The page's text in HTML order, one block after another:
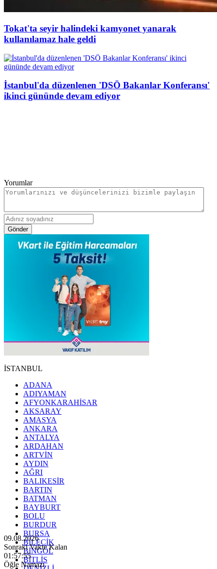
Tokat'ta seyir halindeki kamyonet yanarak
kullanılamaz hale geldi
İstanbul'da düzenlenen 'DSÖ Bakanlar Konferansı'
ikinci gününde devam ediyor
Yorumlar
Gönder
İSTANBUL
ADANA
ADIYAMAN
AFYONKARAHİSAR
AKSARAY
AMASYA
ANKARA
ANTALYA
ARDAHAN
ARTVİN
AYDIN
AĞRI
BALIKESİR
BARTIN
BATMAN
BAYBURT
BOLU
BURDUR
BURSA
BİLECİK
BİNGÖL
BİTLİS
09.08.2026
Sonraki Vakte Kalan
01:57:53
Öğle Namazı